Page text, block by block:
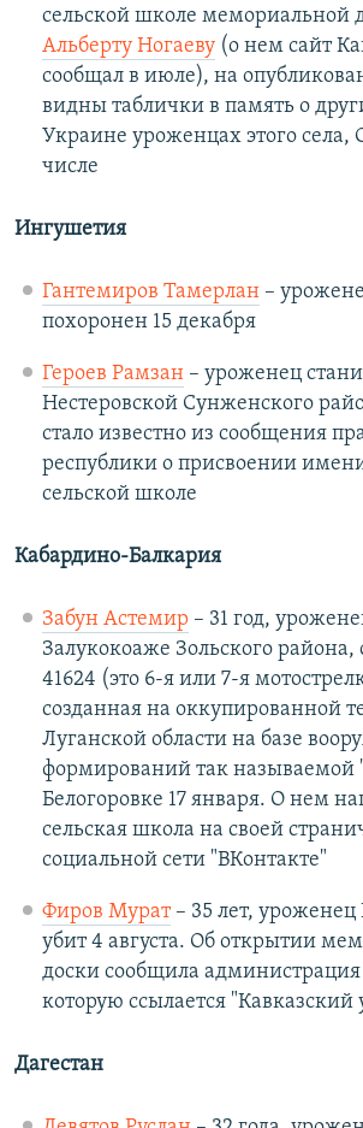
сельской школе мемориальной
Альберту Ногаеву(о нем сайт
сообщал в июле), на
видны таблички в память о
Украине уроженцах этого села,
числе
Ингушетия
Гантемиров Тамерлан–
похоронен 15 декабря
Героев Рамзан– уроженец
Нестеровской Сунженского
стало известно из сообщения
республики о присвоении
сельской школе
Кабардино-Балкария
Забун Астемир – 31 год,
Залукокоаже Зольского
41624 (это 6-я или 7-я
созданная на оккупированной
Луганской области на базе
формирований так называемой
Белогоровке 17 января. О нем
сельская школа на своей
социальной сети "ВКонтакте"
Фиров Мурат– 35 лет, уроженец
убит 4 августа. Об открытии
доски сообщила администрация
которую ссылается "Кавказский
Дагестан